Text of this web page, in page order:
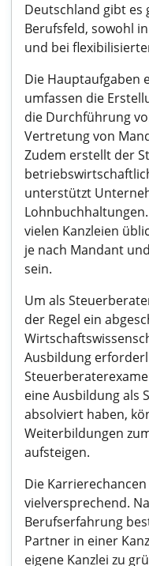
Deutschland gibt es
Berufsfeld, sowohl
und bei
Die Hauptaufgaben
umfassen die
die Durchführung
Vertretung von
Zudem erstellt der
unterstützt
vielen Kanzleien
je nach Mandant
sein.
Um als
der Regel ein
Ausbildung
eine Ausbildung als
absolviert haben,
Weiterbildungen
aufsteigen.
Die
vielversprechend.
Berufserfahrung
Partner in einer
eigene Kanzlei zu